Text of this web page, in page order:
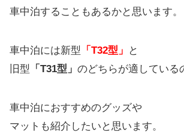
車中泊することもあるかと思います。
車中泊には新型 「T32型」
と
旧型
「T31型」 のどちらが適している
車中泊におすすめのグッズや
マットも紹介したいと思います。